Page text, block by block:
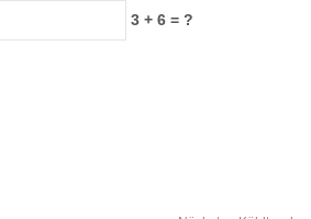
3 + 6 = ?